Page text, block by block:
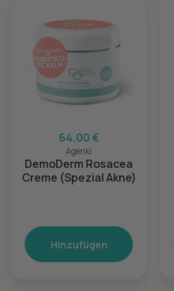
64,00 €
Agenki
DemoDerm Rosacea
Creme (Spezial Akne)
Hinzufügen